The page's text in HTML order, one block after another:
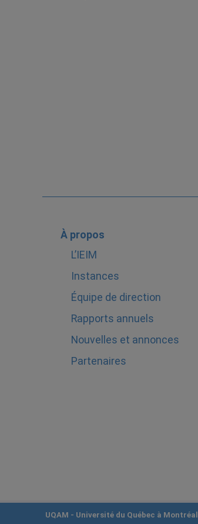
À propos
L’IEIM
Instances
Équipe de direction
Rapports annuels
Nouvelles et annonces
Partenaires
UQAM - Université du Québec à Montréal